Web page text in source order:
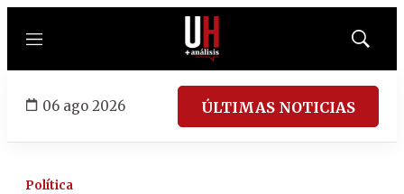
Menú
Mostrar
06 ago 2026 ÚLTIMAS NOTICIAS
Política